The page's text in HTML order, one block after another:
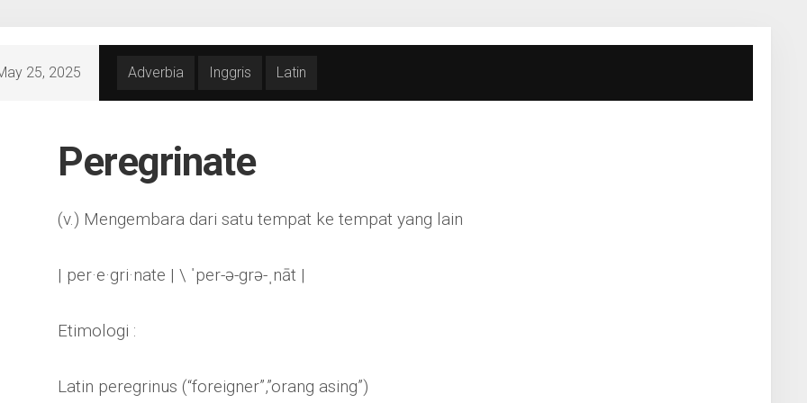
25, 2025 Adverbia Inggris Latin
Peregrinate
(v.) Mengembara dari satu tempat ke tempat yang lain
| per·​e·​gri·​nate | \ ˈper-ə-grə-ˌnāt |
Etimologi :
Latin peregrinus (“foreigner”,”orang asing”)